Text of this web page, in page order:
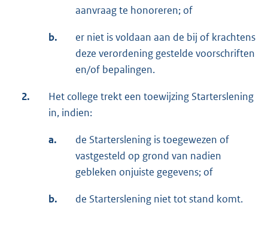
aanvraag te honoreren; of
b.
er niet is voldaan aan de bij of krachtens
deze verordening gestelde voorschriften
en/of bepalingen.
2.
Het college trekt een toewijzing Starterslening
in, indien:
a.
de Starterslening is toegewezen of
vastgesteld op grond van nadien
gebleken onjuiste gegevens; of
b. de Starterslening niet tot stand komt.